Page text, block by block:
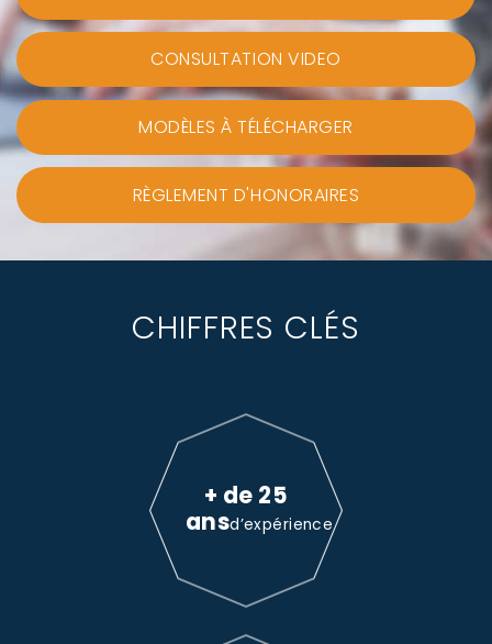
CONSULTATION VIDEO
MODÈLES À TÉLÉCHARGER
RÈGLEMENT D'HONORAIRES
CHIFFRES CLÉS
+ de 25
ansd’expérience